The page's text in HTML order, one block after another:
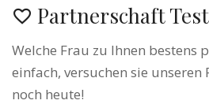
Partnerschaft Test
Welche Frau zu Ihnen bestens
einfach, versuchen sie unseren
noch heute!